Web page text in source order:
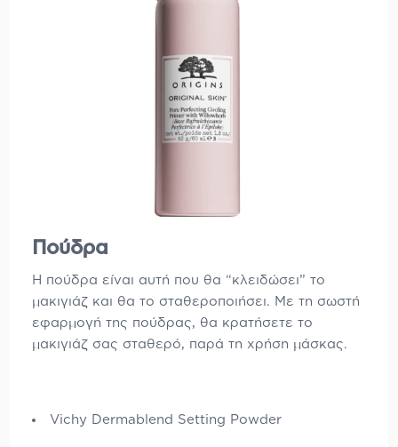
Πούδρα
Η πούδρα είναι αυτή που θα “κλειδώσει” το
μακιγιάζ και θα το σταθεροποιήσει. Με τη σωστή
εφαρμογή της πούδρας, θα κρατήσετε το
μακιγιάζ σας σταθερό, παρά τη χρήση μάσκας.
Vichy Dermablend Setting Powder